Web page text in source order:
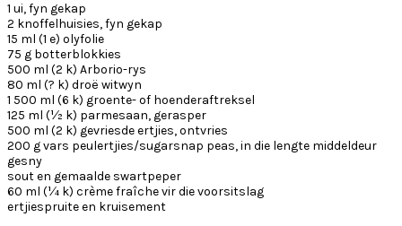
1 ui, fyn gekap
2 knoffelhuisies, fyn gekap
15 ml (1 e) olyfolie
75 g botterblokkies
500 ml (2 k) Arborio-rys
80 ml (? k) droë witwyn
1 500 ml (6 k) groente- of hoenderaftreksel
125 ml (½ k) parmesaan, gerasper
500 ml (2 k) gevriesde ertjies, ontvries
200 g vars peulertjies/sugarsnap peas, in die lengte middeldeur
gesny
sout en gemaalde swartpeper
60 ml (¼ k) crème fraîche vir die voorsitslag
ertjiespruite en kruisement